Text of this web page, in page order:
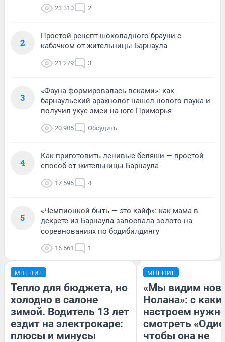
23 310 2
2
Простой рецепт шоколадного брауни с
кабачком от жительницы Барнаула
21 279 3
3
«Фауна формировалась веками»: как
барнаульский арахнолог нашел нового паука и
получил укус змеи на юге Приморья
20 905 Обсудить
4
Как приготовить ленивые беляши — простой
способ от жительницы Барнаула
17 596 4
5
«Чемпионкой быть — это кайф»: как мама в
декрете из Барнаула завоевала золото на
соревнованиях по бодибилдингу
16 561 1
МНЕНИЕ
Тепло для бюджета, но
холодно в салоне
зимой. Водитель 13 лет
ездит на электрокаре:
плюсы и минусы
МНЕНИЕ
«Мы видим
Нолана»: с
настроем
смотреть
чтобы она не